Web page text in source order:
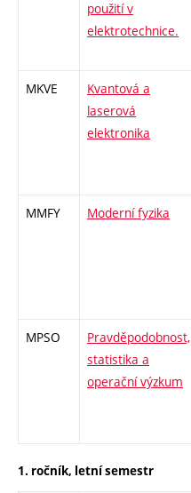
použití v
elektrotechnice.
MKVE
Kvantová a
laserová
elektronika
MMFY Moderní fyzika
MPSO
Pravděpodobnost,
statistika a
operační výzkum
1. ročník, letní semestr